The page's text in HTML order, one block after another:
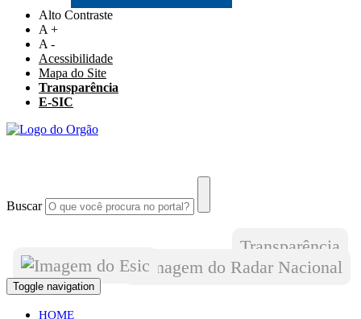
Alto Contraste
A +
A -
Acessibilidade
Mapa do Site
Transparência
E-SIC
Buscar
Transparência
Toggle navigation
HOME